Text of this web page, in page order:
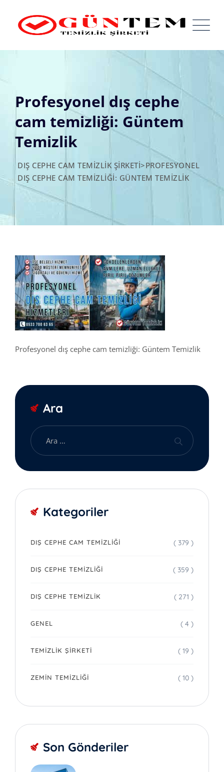
content
Profesyonel dış cephe
cam temizliği: Güntem
Temizlik
DIŞ CEPHE CAM TEMIZLIK ŞIRKETI>PROFESYONEL
DIŞ CEPHE CAM TEMIZLIĞI: GÜNTEM TEMIZLIK
Profesyonel dış cephe cam temizliği: Güntem Temizlik
Ara
Kategoriler
DIŞ CEPHE CAM TEMIZLIĞI ( 379 )
DIŞ CEPHE TEMIZLIĞI ( 359 )
DIŞ CEPHE TEMIZLIK ( 271 )
GENEL ( 4 )
TEMIZLIK ŞIRKETI ( 19 )
ZEMIN TEMIZLIĞI ( 10 )
Son Gönderiler